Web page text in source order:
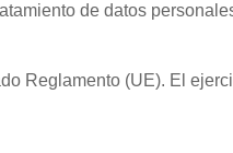
de datos
Reglamento (UE). El